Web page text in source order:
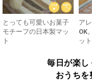
とっても可愛いお菓子
モチーフの日本製マッ
ト
ア
OK
ット
毎日が楽し
おうちを